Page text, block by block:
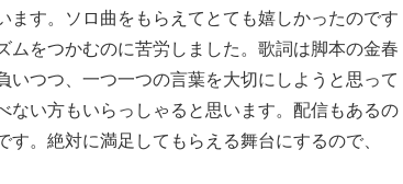
す。ソロ曲をもらえてとても嬉しかったのです
をつかむのに苦労しました。歌詞は脚本の金春
つつ、一つ一つの言葉を大切にしようと思って
い方もいらっしゃると思います。配信もあるの
。絶対に満足してもらえる舞台にするので、